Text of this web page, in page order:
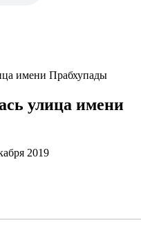
имени Прабхупады
улица имени
2019